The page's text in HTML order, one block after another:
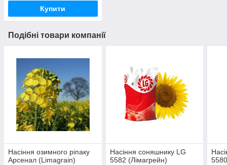
Купити
Подібні товари компанії
Насіння озимного ріпаку
Арсенал (Limagrain)
Насіння соняшнику LG
5582 (Лімагрейн)